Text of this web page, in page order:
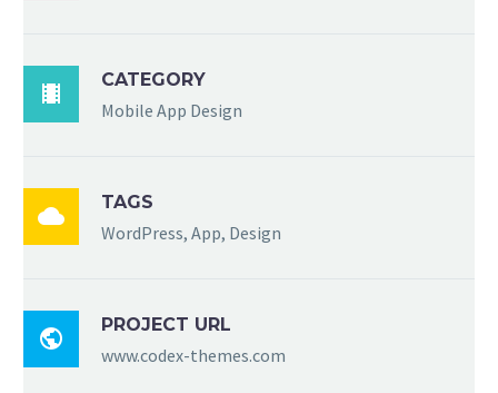

CATEGORY
Mobile App Design

TAGS
WordPress, App, Design

PROJECT URL
www.codex-themes.com